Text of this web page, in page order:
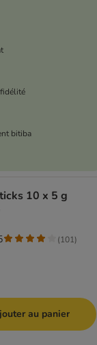
bitiba
10 x 5 g
(101)
au panier